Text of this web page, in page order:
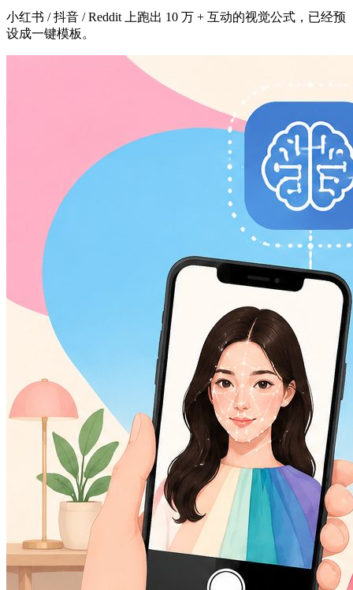
小红书 / 抖音 / Reddit 上跑出 10 万 + 互动的视觉公式，已经预
设成一键模板。